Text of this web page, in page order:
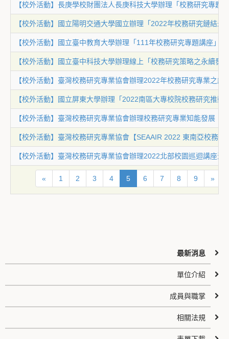
【校外活動】長庚學校財團法人長庚科技大學辦理「校務研究專題
【校外活動】國立陽明交通大學國立辦理「2022年校務研究鏈結
【校外活動】國立臺中教育大學辦理「111年校務研究專題講座」
【校外活動】國立臺中科技大學辦理線上「校務研究策略之永續發
【校外活動】臺灣校務研究專業協會辦理2022年校務研究專業之
【校外活動】國立屏東大學辦理「2022南區大專校院校務研究推
【校外活動】臺灣校務研究專業協會辦理校務研究專業知能發展
【校外活動】臺灣校務研究專業協會【SEAAIR 2022 東南亞校務
【校外活動】臺灣校務研究專業協會辦理2022北部校園巡迴講座
« 1 2 3 4 5 6 7 8 9 »
最新消息
單位介紹
成員與職掌
相關法規